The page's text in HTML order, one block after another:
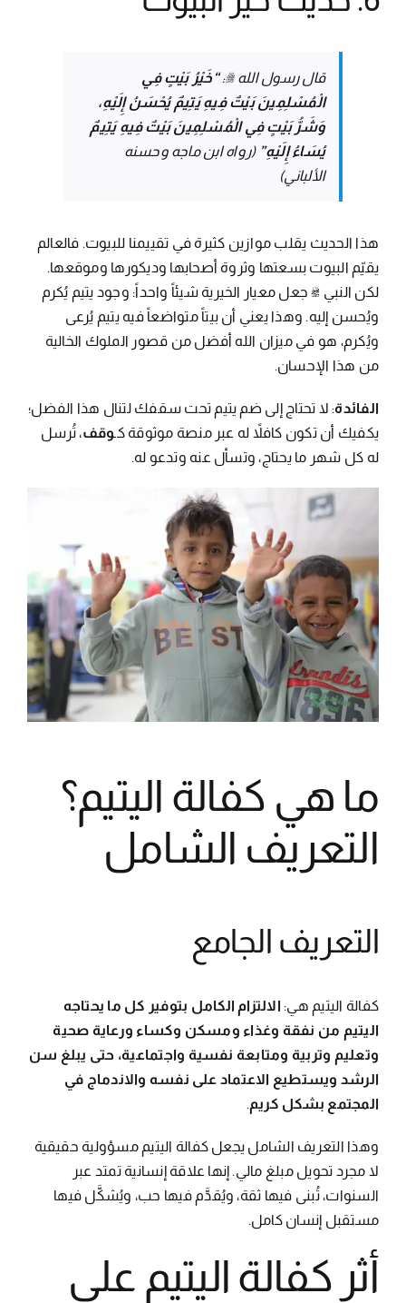
قال رسول الله ﷺ:“خَيْرُ بَيْتٍ فِي
الْمُسْلِمِينَ بَيْتٌ فِيهِ يَتِيمٌ يُحْسَنُ إِلَيْهِ،
وَشَرُّ بَيْتٍ فِي الْمُسْلِمِينَ بَيْتٌ فِيهِ يَتِيمٌ
يُسَاءُ إِلَيْهِ” (رواه ابن ماجه وحسنه
الألباني)
هذا الحديث يقلب موازين كثيرة في تقييمنا للبيوت. فالعالم
يقيّم البيوت بسعتها وثروة أصحابها وديكورها وموقعها.
لكن النبي ﷺ جعل معيار الخيرية شيئاً واحداً: وجود يتيم يُكرم
ويُحسن إليه. وهذا يعني أن بيتاً متواضعاً فيه يتيم يُرعى
ويُكرم، هو في ميزان الله أفضل من قصور الملوك الخالية
من هذا الإحسان.
الفائدة: لا تحتاج إلى ضم يتيم تحت سقفك لتنال هذا الفضل؛
يكفيك أن تكون كافلاً له عبر منصة موثوقة كـوقف، تُرسل
له كل شهر ما يحتاج، وتسأل عنه وتدعو له.
ما هي كفالة اليتيم؟
التعريف الشامل
التعريف الجامع
كفالة اليتيم هي: الالتزام الكامل بتوفير كل ما يحتاجه
اليتيم من نفقة وغذاء ومسكن وكساء ورعاية صحية
وتعليم وتربية ومتابعة نفسية واجتماعية، حتى يبلغ سن
الرشد ويستطيع الاعتماد على نفسه والاندماج في
المجتمع بشكل كريم.
وهذا التعريف الشامل يجعل كفالة اليتيم مسؤولية حقيقية
لا مجرد تحويل مبلغ مالي. إنها علاقة إنسانية تمتد عبر
السنوات، تُبنى فيها ثقة، ويُقدَّم فيها حب، ويُشكَّل فيها
مستقبل إنسان كامل.
أثر كفالة اليتيم على